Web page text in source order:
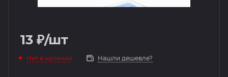
13 ₽/шт
Нет в наличии Нашли дешевле?